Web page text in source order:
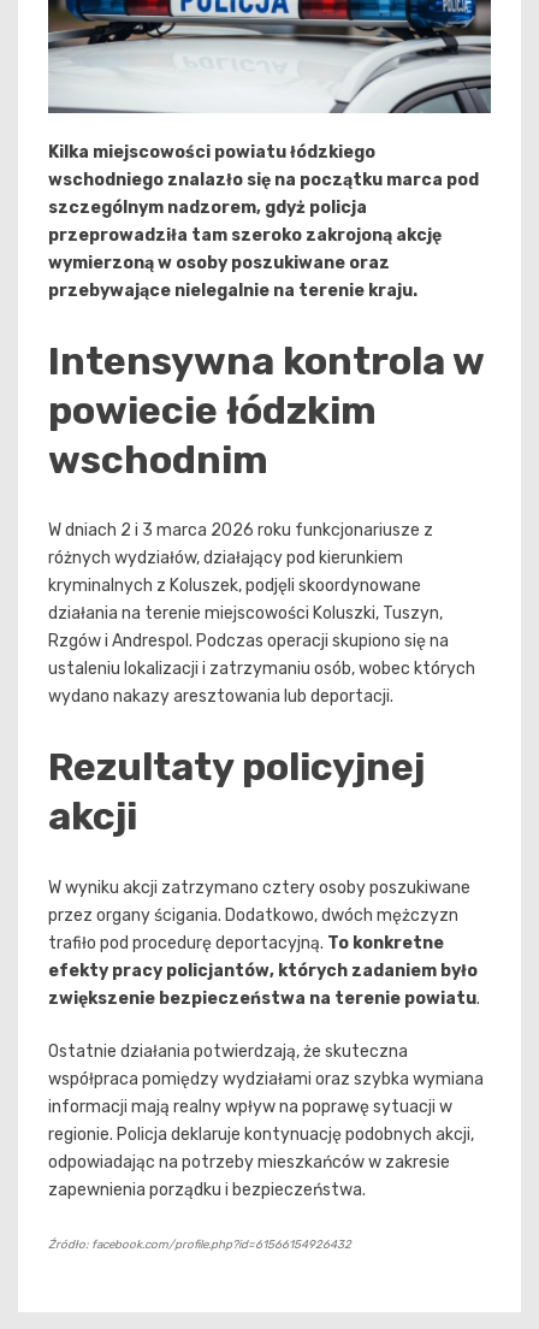
Kilka miejscowości powiatu łódzkiego
wschodniego znalazło się na początku marca pod
szczególnym nadzorem, gdyż policja
przeprowadziła tam szeroko zakrojoną akcję
wymierzoną w osoby poszukiwane oraz
przebywające nielegalnie na terenie kraju.
Intensywna kontrola w
powiecie łódzkim
wschodnim
W dniach 2 i 3 marca 2026 roku funkcjonariusze z
różnych wydziałów, działający pod kierunkiem
kryminalnych z Koluszek, podjęli skoordynowane
działania na terenie miejscowości Koluszki, Tuszyn,
Rzgów i Andrespol. Podczas operacji skupiono się na
ustaleniu lokalizacji i zatrzymaniu osób, wobec których
wydano nakazy aresztowania lub deportacji.
Rezultaty policyjnej
akcji
W wyniku akcji zatrzymano cztery osoby poszukiwane
przez organy ścigania. Dodatkowo, dwóch mężczyzn
trafiło pod procedurę deportacyjną. To konkretne
efekty pracy policjantów, których zadaniem było
zwiększenie bezpieczeństwa na terenie powiatu.
Ostatnie działania potwierdzają, że skuteczna
współpraca pomiędzy wydziałami oraz szybka wymiana
informacji mają realny wpływ na poprawę sytuacji w
regionie. Policja deklaruje kontynuację podobnych akcji,
odpowiadając na potrzeby mieszkańców w zakresie
zapewnienia porządku i bezpieczeństwa.
Źródło: facebook.com/profile.php?id=61566154926432